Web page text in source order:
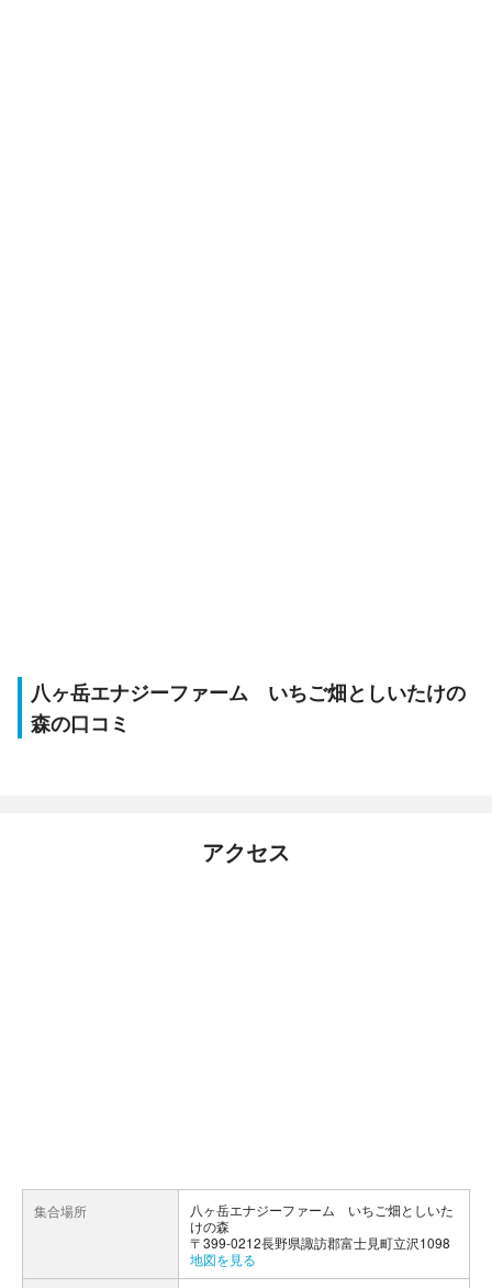
八ヶ岳エナジーファーム いちご畑としいたけの
森の口コミ
アクセス
集合場所
八ヶ岳エナジーファーム いちご畑としいた
けの森
〒399-0212長野県諏訪郡富士見町立沢1098
地図を見る